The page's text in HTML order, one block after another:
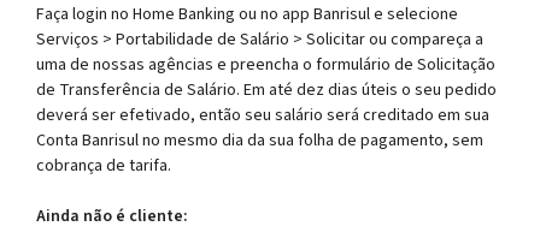
Faça login no Home Banking ou no app Banrisul e selecione
Serviços > Portabilidade de Salário > Solicitar ou compareça a
uma de nossas agências e preencha o formulário de Solicitação
de Transferência de Salário. Em até dez dias úteis o seu pedido
deverá ser efetivado, então seu salário será creditado em sua
Conta Banrisul no mesmo dia da sua folha de pagamento, sem
cobrança de tarifa.
Ainda não é cliente: